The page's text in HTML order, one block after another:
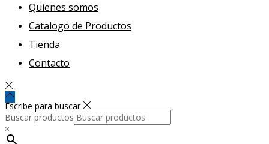
Quienes somos
Catalogo de Productos
Tienda
Contacto
Escribe para buscar
Buscar productos
×